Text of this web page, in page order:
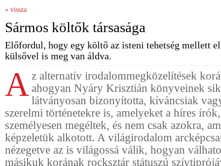
« vissza
Sármos költők társasága
Előfordul, hogy egy költő az isteni tehetség mellett
külsővel is meg van áldva.
A z alternatív irodalommegközelítések
ahogyan Nyáry Krisztián könyveinek
látványosan bizonyította, kíváncsiak
szerelmi történetekre is, amelyeket a híres
személyesen megéltek, és nem csak azokra,
képzeletük alkotott. A világirodalom
nézegetve az is világossá válik, hogyan
másikuk korának rocksztár státuszú